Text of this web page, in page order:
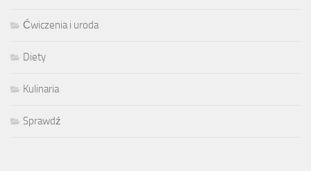
Ćwiczenia i uroda
Diety
Kulinaria
Sprawdź